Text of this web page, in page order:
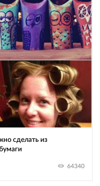
сделать из
64340